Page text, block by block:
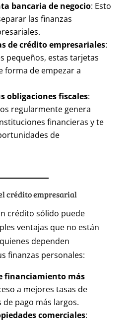
bancaria de negocio: Esto
las finanzas
de crédito empresariales:
pequeños, estas tarjetas
forma de empezar a
obligaciones fiscales:
regularmente genera
financieras y te
de
crédito empresarial
crédito sólido puede
ventajas que no están
dependen
finanzas personales:
financiamiento más
a mejores tasas de
de pago más largos.
comerciales: